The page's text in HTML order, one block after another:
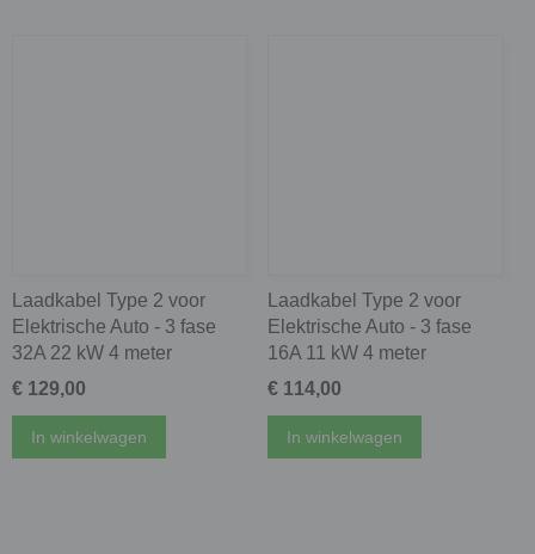
Laadkabel Type 2 voor
Elektrische Auto - 3 fase
32A 22 kW 4 meter
€ 129,00
In winkelwagen
Laadkabel Type 2 voor
Elektrische Auto - 3 fase
16A 11 kW 4 meter
€ 114,00
In winkelwagen